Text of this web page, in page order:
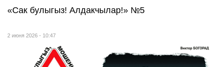
«Сак булыгыз! Алдакчылар!» №5
2 июня 2026 - 10:47